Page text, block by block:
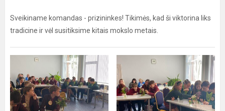
Sveikiname komandas - prizininkes! Tikimės, kad ši viktorina liks
tradicine ir vėl susitiksime kitais mokslo metais.